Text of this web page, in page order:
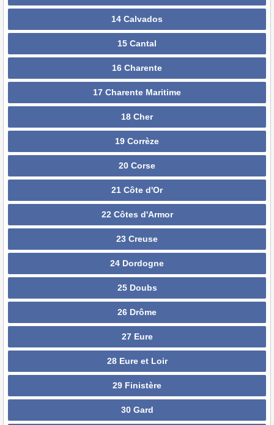
14 Calvados
15 Cantal
16 Charente
17 Charente Maritime
18 Cher
19 Corrèze
20 Corse
21 Côte d'Or
22 Côtes d'Armor
23 Creuse
24 Dordogne
25 Doubs
26 Drôme
27 Eure
28 Eure et Loir
29 Finistère
30 Gard